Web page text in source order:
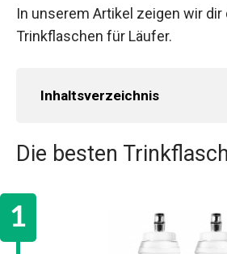
In unserem Artikel zeigen wir dir
Trinkflaschen für Läufer.
Inhaltsverzeichnis
Die besten